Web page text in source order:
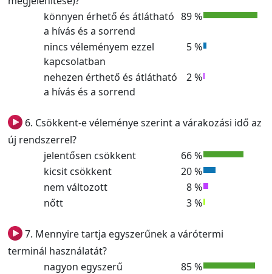
könnyen érhető és átlátható
a hívás és a sorrend
89 %
nincs véleményem ezzel
kapcsolatban
5 %
nehezen érthető és átlátható
a hívás és a sorrend
2 %
6. Csökkent-e véleménye szerint a várakozási idő az
új rendszerrel?
jelentősen csökkent
66 %
kicsit csökkent
20 %
nem változott
8 %
nőtt
3 %
7. Mennyire tartja egyszerűnek a várótermi
terminál használatát?
nagyon egyszerű
85 %